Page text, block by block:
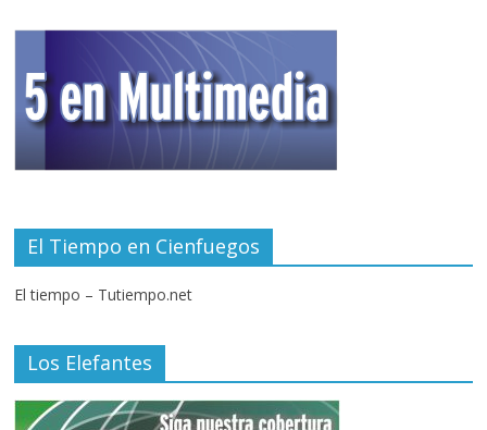
El Tiempo en Cienfuegos
El tiempo – Tutiempo.net
Los Elefantes